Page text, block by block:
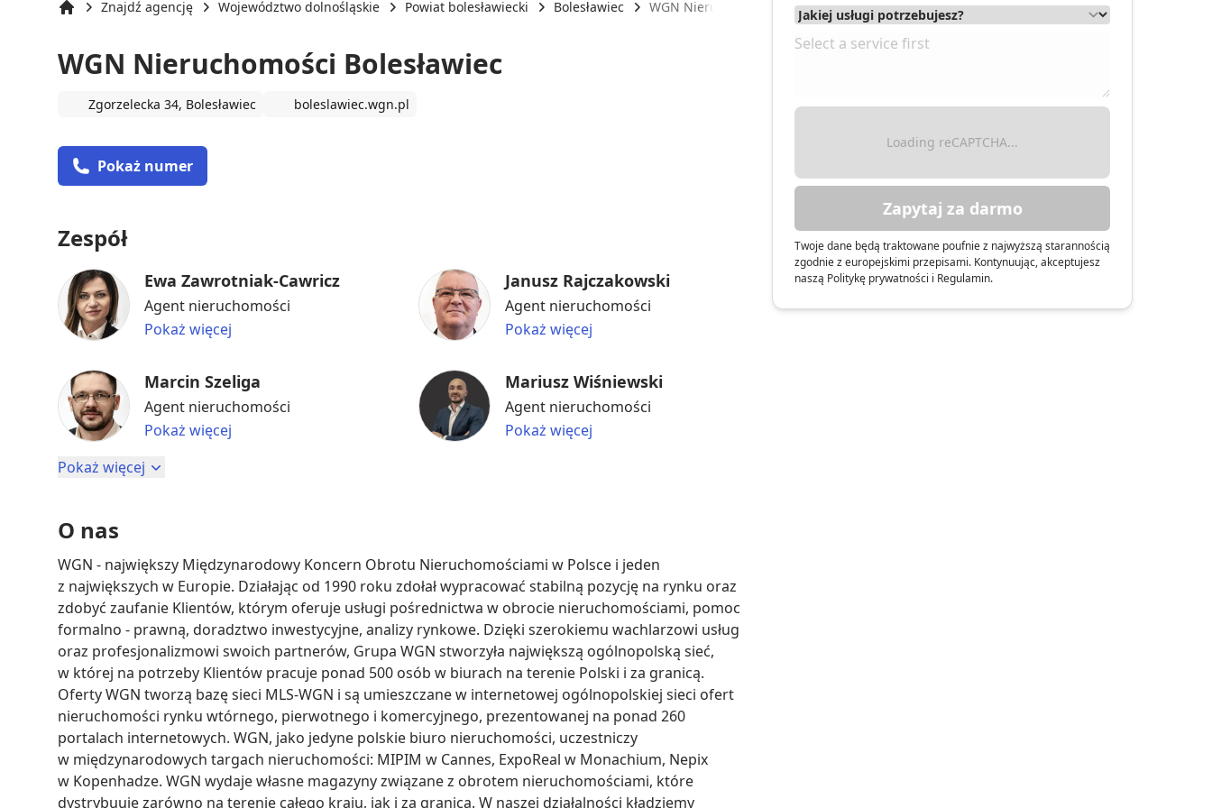
Znajdź agencję Województwo dolnośląskie Powiat bolesławiecki Bolesławiec WGN Nieruchomości Bolesławiec
WGN Nieruchomości Bolesławiec
Zgorzelecka 34, Bolesławiec boleslawiec.wgn.pl
Pokaż numer
Zespół
Ewa Zawrotniak-Cawricz
Agent nieruchomości
Pokaż więcej
Janusz Rajczakowski
Agent nieruchomości
Pokaż więcej
Marcin Szeliga
Agent nieruchomości
Pokaż więcej
Mariusz Wiśniewski
Agent nieruchomości
Pokaż więcej
Pokaż więcej
O nas
WGN - największy Międzynarodowy Koncern Obrotu Nieruchomościami w Polsce i jeden
z największych w Europie. Działając od 1990 roku zdołał wypracować stabilną pozycję na rynku oraz
zdobyć zaufanie Klientów, którym oferuje usługi pośrednictwa w obrocie nieruchomościami, pomoc
formalno - prawną, doradztwo inwestycyjne, analizy rynkowe. Dzięki szerokiemu wachlarzowi usług
oraz profesjonalizmowi swoich partnerów, Grupa WGN stworzyła największą ogólnopolską sieć,
w której na potrzeby Klientów pracuje ponad 500 osób w biurach na terenie Polski i za granicą.
Oferty WGN tworzą bazę sieci MLS-WGN i są umieszczane w internetowej ogólnopolskiej sieci ofert
nieruchomości rynku wtórnego, pierwotnego i komercyjnego, prezentowanej na ponad 260
portalach internetowych. WGN, jako jedyne polskie biuro nieruchomości, uczestniczy
w międzynarodowych targach nieruchomości: MIPIM w Cannes, ExpoReal w Monachium, Nepix
w Kopenhadze. WGN wydaje własne magazyny związane z obrotem nieruchomościami, które
dystrybuuje zarówno na terenie całego kraju, jak i za granicą. W naszej działalności kładziemy
Loading reCAPTCHA...
Zapytaj za darmo
Twoje dane będą traktowane poufnie z najwyższą starannością
zgodnie z europejskimi przepisami. Kontynuując, akceptujesz
naszą Politykę prywatności i Regulamin.